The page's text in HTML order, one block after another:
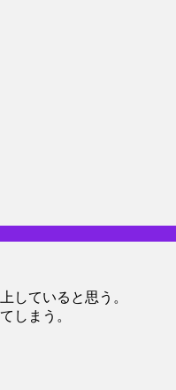
していると思う。
しまう。